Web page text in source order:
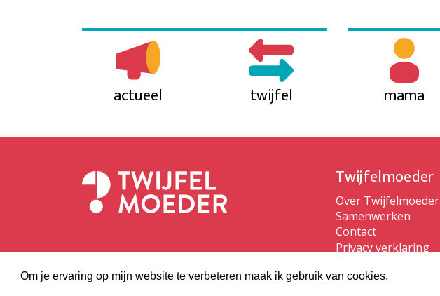
Om je ervaring op mijn website te verbeteren maak ik gebruik van cookies.
actueel twijfel mama
Twijfelmoeder
Over Twijfelmoeder
Samenwerken
Contact
Privacy verklaring